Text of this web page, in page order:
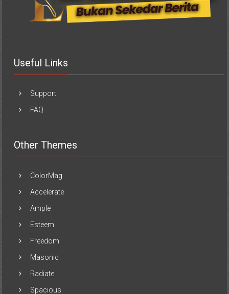
Useful Links
Support
FAQ
Other Themes
ColorMag
Accelerate
Ample
Esteem
Freedom
Masonic
Radiate
Spacious